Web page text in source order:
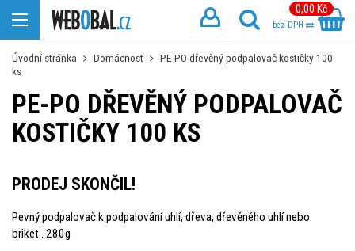
0,00 Kč
bez DPH
Úvodní stránka Domácnost
PE-PO dřevěný podpalovač kostičky 100
ks
PE-PO DŘEVĚNÝ PODPALOVAČ
KOSTIČKY 100 KS
PRODEJ SKONČIL!
Pevný podpalovač k podpalování uhlí, dřeva, dřevěného uhlí nebo
briket.. 280g